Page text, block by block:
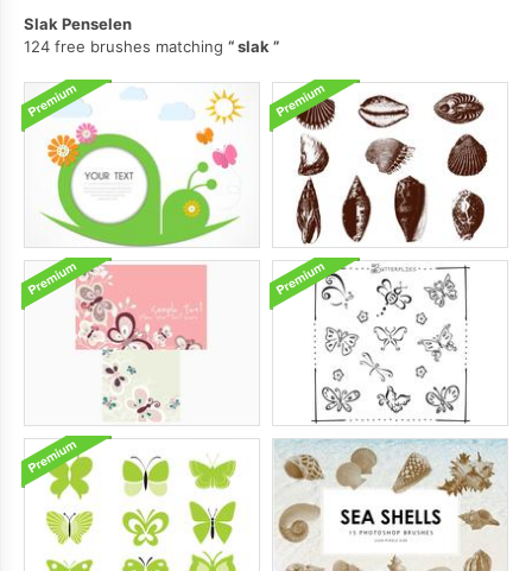
Slak Penselen
124 free brushes matching
slak